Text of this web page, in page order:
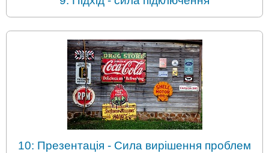
10: Презентація - Сила вирішення проблем